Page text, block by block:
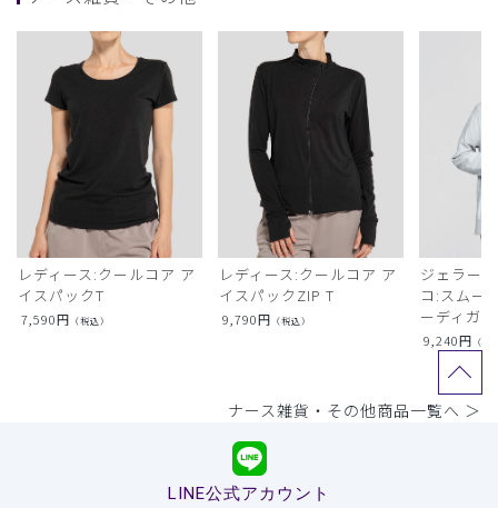
レディース:クールコア ア
イスパックT
7,590円 （税込）
レディース:クールコア ア
イスパックZIP T
9,790円 （税込）
ジェラー
コ:スムー
ーディガン
9,240円 （税
ナース雑貨・その他商品一覧へ ＞
LINE公式アカウント